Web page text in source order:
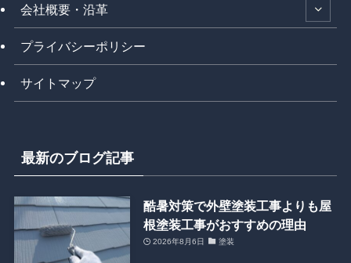
会社概要・沿革
プライバシーポリシー
サイトマップ
最新のブログ記事
酷暑対策で外壁塗装工事よりも屋
根塗装工事がおすすめの理由
2026年8月6日 塗装